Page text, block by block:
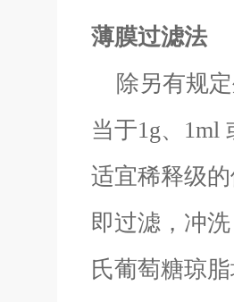
薄膜过滤法
除另有规定
当于1g、1ml
适宜稀释级
即过滤，冲
氏葡萄糖琼